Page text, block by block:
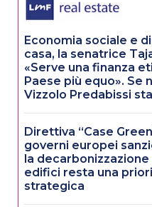
Economia sociale e
casa, la senatrice
«Serve una finanza
Paese più equo». Se
Vizzolo Predabissi
Direttiva “Case
governi europei
la
edifici resta una
strategica